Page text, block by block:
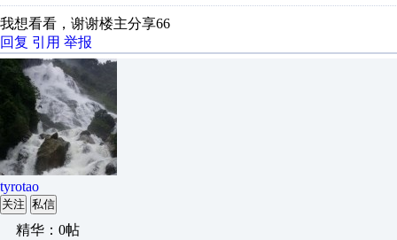
我想看看，谢谢楼主分享66
回复 引用 举报
tyrotao
关注 私信
精华：0帖